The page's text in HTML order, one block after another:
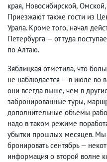
края, Новосибирской, Омской,
Приезжают также гости из
Урала. Кроме того, начал
Петербурга — оттуда
по Алтаю.
Зяблицкая отметила, что
не наблюдается — в июле во
они всегда выше, чем в
забронированные туры,
дополнительные объемы
надо в таком режиме
убытки прошлых месяцев.
бронировать сентябрь —
информация о второй волне